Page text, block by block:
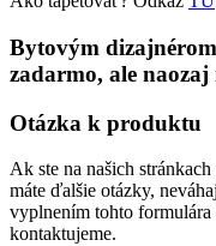
Bytovým
zadarmo, ale
Otázka k produktu
Ak ste na našich
máte ďalšie otázky,
vyplnením tohto
kontaktujeme.